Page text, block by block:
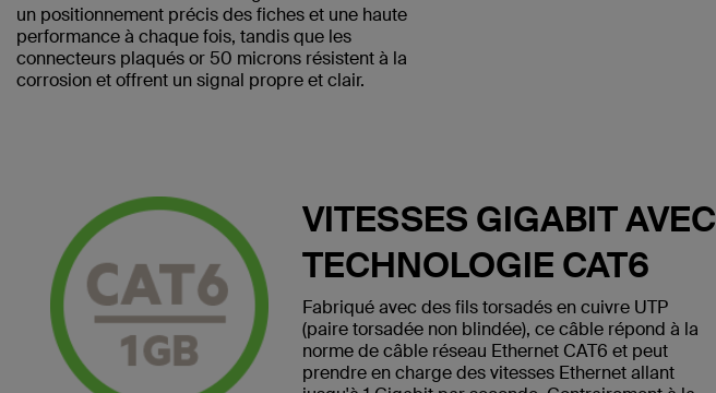
un positionnement précis des fiches et une haute
performance à chaque fois, tandis que les
connecteurs plaqués or 50 microns résistent à la
corrosion et offrent un signal propre et clair.
VITESSES GIGABIT AVEC
TECHNOLOGIE CAT6
Fabriqué avec des fils torsadés en cuivre UTP
(paire torsadée non blindée), ce câble répond à la
norme de câble réseau Ethernet CAT6 et peut
prendre en charge des vitesses Ethernet allant